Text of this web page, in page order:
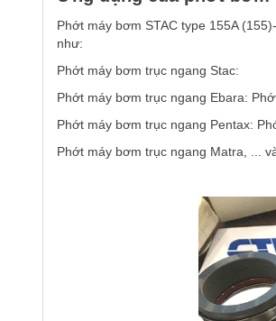
Phớt máy bơm STACtype 155A
như:
Phớt máy bơm trục ngang Stac:
Phớt máy bơm trục ngang Ebara:
Phớt máy bơm trục ngang Pentax:
Phớt máy bơm trục ngang Matra, ...